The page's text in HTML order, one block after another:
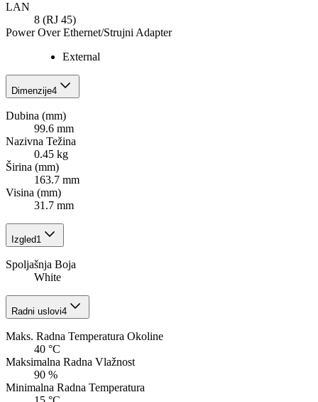
LAN
8 (RJ 45)
Power Over Ethernet/Strujni Adapter
External
Dimenzije4
Dubina (mm)
99.6 mm
Nazivna Težina
0.45 kg
Širina (mm)
163.7 mm
Visina (mm)
31.7 mm
Izgled1
Spoljašnja Boja
White
Radni uslovi4
Maks. Radna Temperatura Okoline
40 °C
Maksimalna Radna Vlažnost
90 %
Minimalna Radna Temperatura